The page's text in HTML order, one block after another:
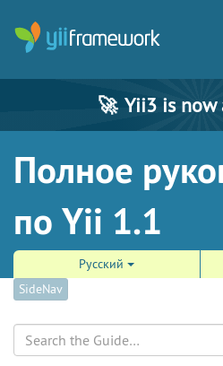
🚀 Yii3 is now
Полное
по Yii 1.1
Русский
SideNav